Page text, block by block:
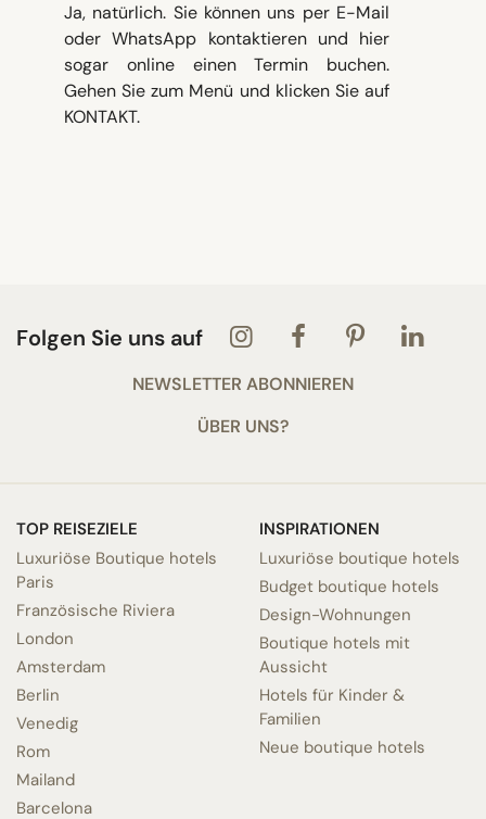
Ja, natürlich. Sie können uns per E-Mail
oder WhatsApp kontaktieren und hier
sogar online einen Termin buchen.
Gehen Sie zum Menü und klicken Sie auf
KONTAKT.
Folgen Sie uns auf
NEWSLETTER ABONNIEREN
ÜBER UNS?
TOP REISEZIELE
Luxuriöse Boutique hotels
Paris
Französische Riviera
London
Amsterdam
Berlin
Venedig
Rom
Mailand
Barcelona
INSPIRATIONEN
Luxuriöse boutique hotels
Budget boutique hotels
Design-Wohnungen
Boutique hotels mit
Aussicht
Hotels für Kinder &
Familien
Neue boutique hotels